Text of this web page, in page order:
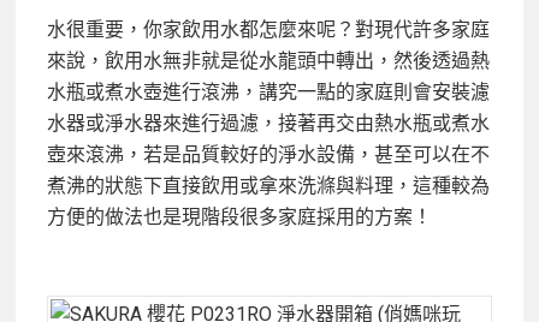
水很重要，你家飲用水都怎麼來呢？對現代許多家庭
來說，飲用水無非就是從水龍頭中轉出，然後透過熱
水瓶或煮水壺進行滾沸，講究一點的家庭則會安裝濾
水器或淨水器來進行過濾，接著再交由熱水瓶或煮水
壺來滾沸，若是品質較好的淨水設備，甚至可以在不
煮沸的狀態下直接飲用或拿來洗滌與料理，這種較為
方便的做法也是現階段很多家庭採用的方案！